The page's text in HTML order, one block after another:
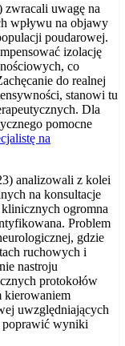
zwracali uwagę na
wpływu na objawy
poudarowej.
izolację
co
do realnej
stanowi tu
Dla
pomocne
na
analizowali z kolei
na konsultacje
ogromna
Problem
gdzie
ruchowych i
nastroju
protokołów
kierowaniem
uwzględniających
poprawić wyniki